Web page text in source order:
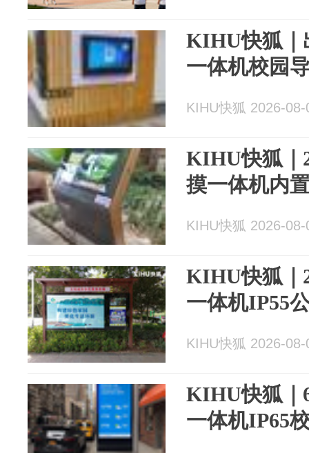
KIHU快狐｜
一体机校园
KIHU快狐 2026-08-
KIHU快狐｜
摸一体机内
KIHU快狐 2026-08-
KIHU快狐｜
一体机IP55
KIHU快狐 2026-08-
KIHU快狐｜
一体机IP65